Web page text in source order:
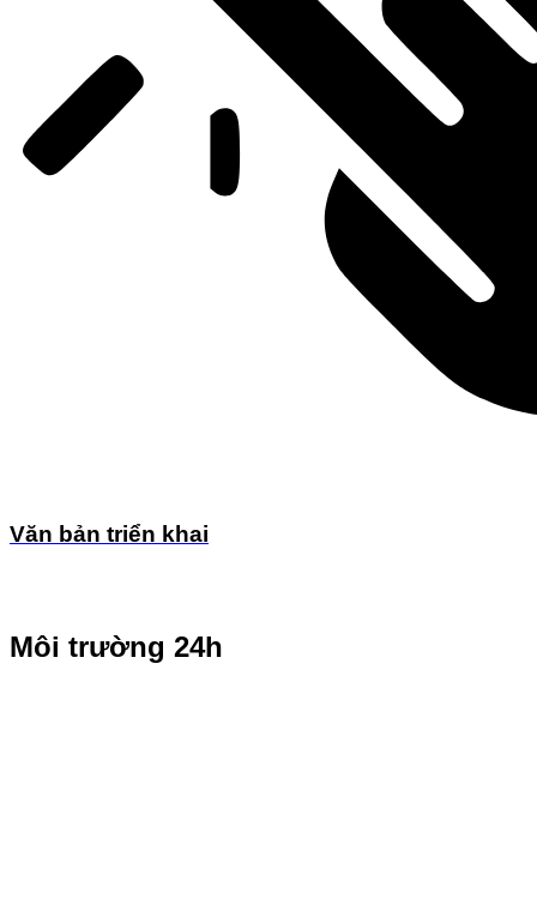
Văn bản triển khai
Môi trường 24h